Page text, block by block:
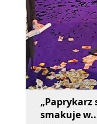
„Paprykarz
smakuje